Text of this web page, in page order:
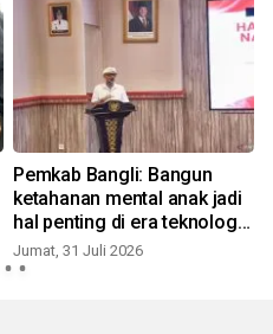
Pemkab Bangli: Bangun
ketahanan mental anak jadi
hal penting di era teknologi
informasi
Jumat, 31 Juli 2026